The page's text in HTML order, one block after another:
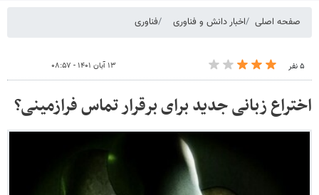
صفحه اصلی اخبار دانش و فناوری فناوری
۵ نفر ۱۳ آبان ۱۴۰۱ - ۰۸:۵۷
اختراع زبانی جدید برای برقرار تماس فرازمینی؟